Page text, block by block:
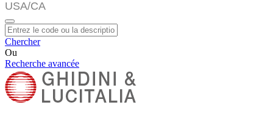
Chercher
Ou
Recherche avancée